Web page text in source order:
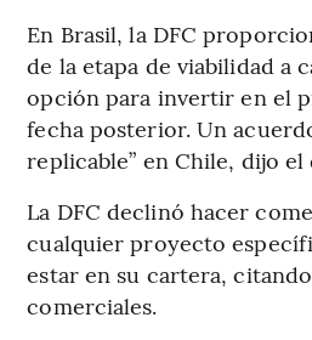
En Brasil, la DFC
de la etapa de viabilidad a
opción para invertir en el
fecha posterior. Un
replicable” en Chile, dijo
La DFC declinó hacer
cualquier proyecto
estar en su cartera,
comerciales.